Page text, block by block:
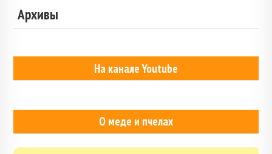
Архивы
На канале Youtube
О меде и пчелах